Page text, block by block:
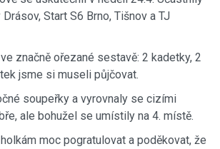
Start S6 Brno, Tišnov a TJ
značně ořezané sestavě: 2 kadetky, 2
jsme si museli půjčovat.
soupeřky a vyrovnaly se cizími
ale bohužel se umístily na 4. místě.
moc pogratulovat a poděkovat, že